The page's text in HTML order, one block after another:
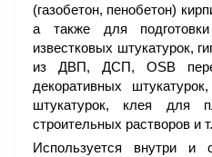
(газобетон, пенобетон)
а также для
известковых штукатурок,
из ДВП, ДСП, OSB
декоративных
штукатурок, клея для
строительных растворов и
Используется внутри и